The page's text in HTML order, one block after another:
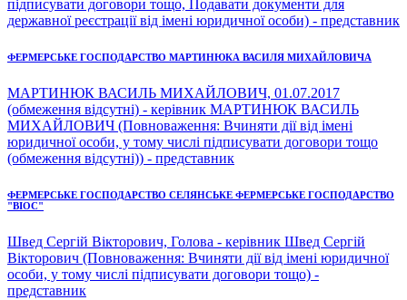
підписувати договори тощо, Подавати документи для
державної реєстрації від імені юридичної особи) - представник
ФЕРМЕРСЬКЕ ГОСПОДАРСТВО МАРТИНЮКА ВАСИЛЯ МИХАЙЛОВИЧА
МАРТИНЮК ВАСИЛЬ МИХАЙЛОВИЧ, 01.07.2017
(обмеження відсутні) - керівник МАРТИНЮК ВАСИЛЬ
МИХАЙЛОВИЧ (Повноваження: Вчиняти дії від імені
юридичної особи, у тому числі підписувати договори тощо
(обмеження відсутні)) - представник
ФЕРМЕРСЬКЕ ГОСПОДАРСТВО СЕЛЯНСЬКЕ ФЕРМЕРСЬКЕ ГОСПОДАРСТВО
"ВІОС"
Швед Сергій Вікторович, Голова - керівник Швед Сергій
Вікторович (Повноваження: Вчиняти дії від імені юридичної
особи, у тому числі підписувати договори тощо) -
представник